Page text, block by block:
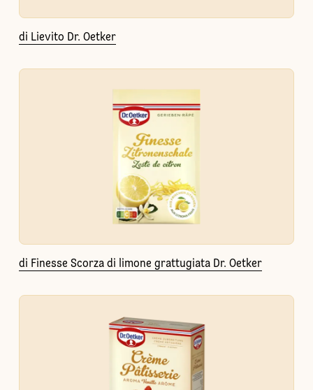
di Lievito Dr. Oetker
di Finesse Scorza di limone grattugiata Dr. Oetker